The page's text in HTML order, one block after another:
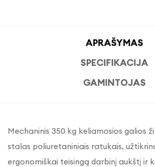
APRAŠYMAS
SPECIFIKACIJA
GAMINTOJAS
Mechaninis 350 kg keliamosios galios
stalas poliuretaniniais ratukais,
ergonomiškai teisingą darbinį aukštį ir